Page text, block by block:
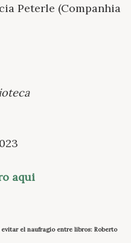
Peterle (Companhia
aqui
el naufragio entre libros: Roberto